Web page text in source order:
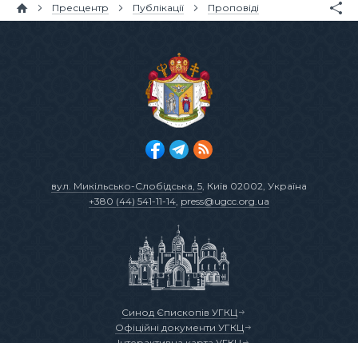
Пресцентр Публікації Проповіді
вул. Микільсько-Слобідська, 5, Київ 02002, Україна
+380 (44) 541-11-14, press@ugcc.org.ua
Синод Єпископів УГКЦ
Офіційні документи УГКЦ